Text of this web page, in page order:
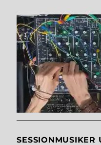
SESSIONMUSIKER